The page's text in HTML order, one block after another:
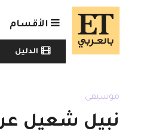
Skip to main content
الأقسام
menu
الدليل
موسيقى
نبيل شعيل عن